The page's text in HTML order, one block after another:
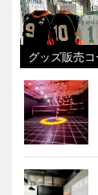
グッズ販売